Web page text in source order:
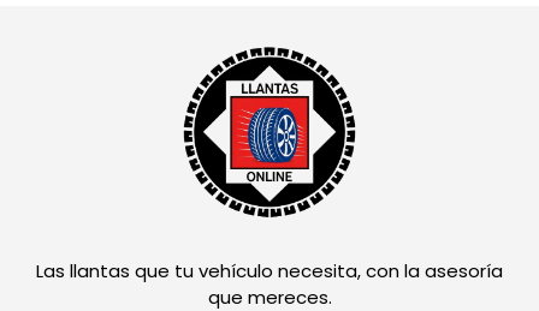
Las llantas que tu vehículo necesita, con la asesoría
que mereces.